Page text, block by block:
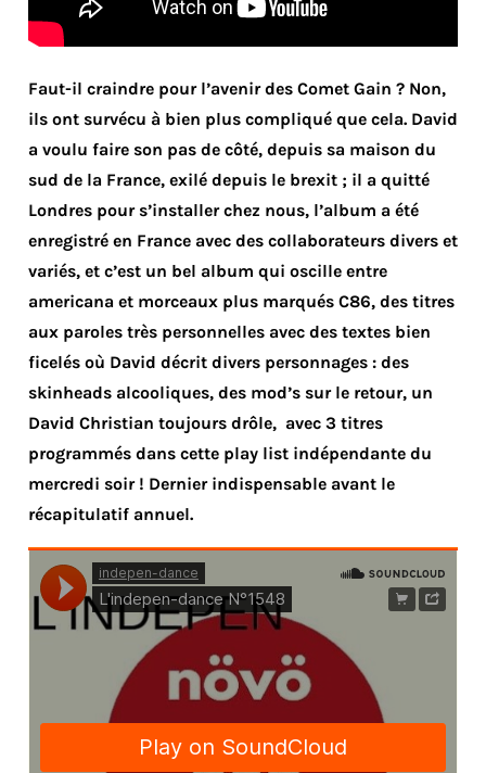
Faut-il craindre pour l’avenir des Comet Gain ? Non,
ils ont survécu à bien plus compliqué que cela. David
a voulu faire son pas de côté, depuis sa maison du
sud de la France, exilé depuis le brexit ; il a quitté
Londres pour s’installer chez nous, l’album a été
enregistré en France avec des collaborateurs divers et
variés, et c’est un bel album qui oscille entre
americana et morceaux plus marqués C86, des titres
aux paroles très personnelles avec des textes bien
ficelés où David décrit divers personnages : des
skinheads alcooliques, des mod’s sur le retour, un
David Christian toujours drôle, avec 3 titres
programmés dans cette play list indépendante du
mercredi soir ! Dernier indispensable avant le
récapitulatif annuel.